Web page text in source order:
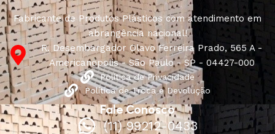
Fabricante de Produtos Plásticos com atendimento em
abrangência nacional!
R. Desembargador Olavo Ferreira Prado, 565 A -
Americanópolis - São Paulo - SP - 04427-000
Política de Privacidade
Política de Troca e Devolução
Fale Conosco
(11) 99212-0433